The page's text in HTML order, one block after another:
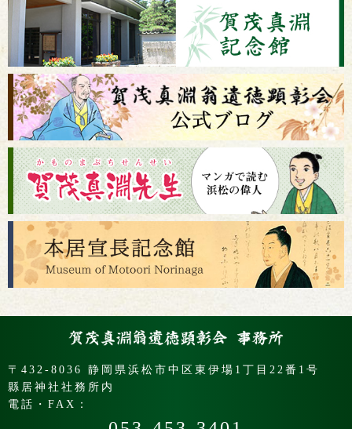
〒432-8036 静岡県浜松市中区東伊場1丁目22番1号
縣居神社社務所内
電話・FAX：